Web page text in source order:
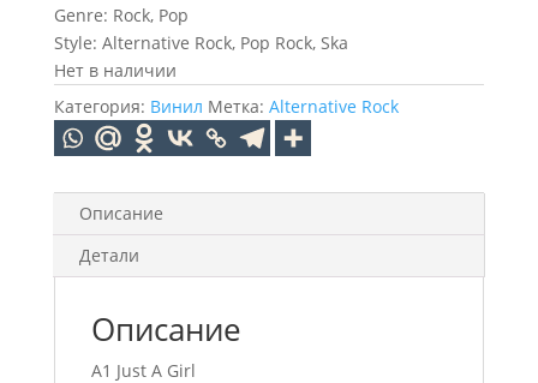
Genre: Rock, Pop
Style: Alternative Rock, Pop Rock, Ska
Нет в наличии
Категория: Винил Метка: Alternative Rock
Описание
Детали
Описание
A1 Just A Girl